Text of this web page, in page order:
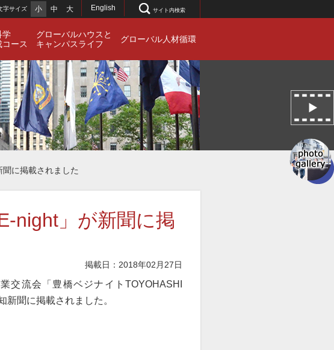
字サイズ 小 中 大 English サイト内検索
学
ース
グローバルハウスと
キャンパスライフ
グローバル人材循環
に掲載されました
night」が新聞に掲
掲載日：2018年02月27日
流会「豊橋ベジナイトTOYOHASHI
聞に掲載されました。